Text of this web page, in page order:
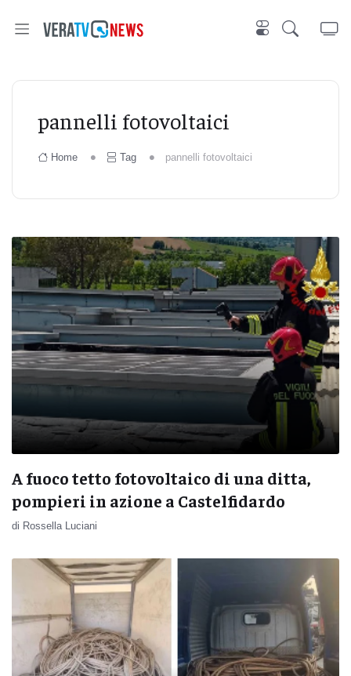
pannelli fotovoltaici
Home Tag pannelli fotovoltaici
A fuoco tetto fotovoltaico di una ditta,
pompieri in azione a Castelfidardo
di Rossella Luciani